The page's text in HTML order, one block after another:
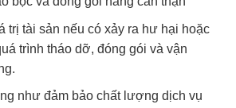
trị tài sản nếu có xảy ra hư hại hoặc
trình tháo dỡ, đóng gói và vận
như đảm bảo chất lượng dịch vụ